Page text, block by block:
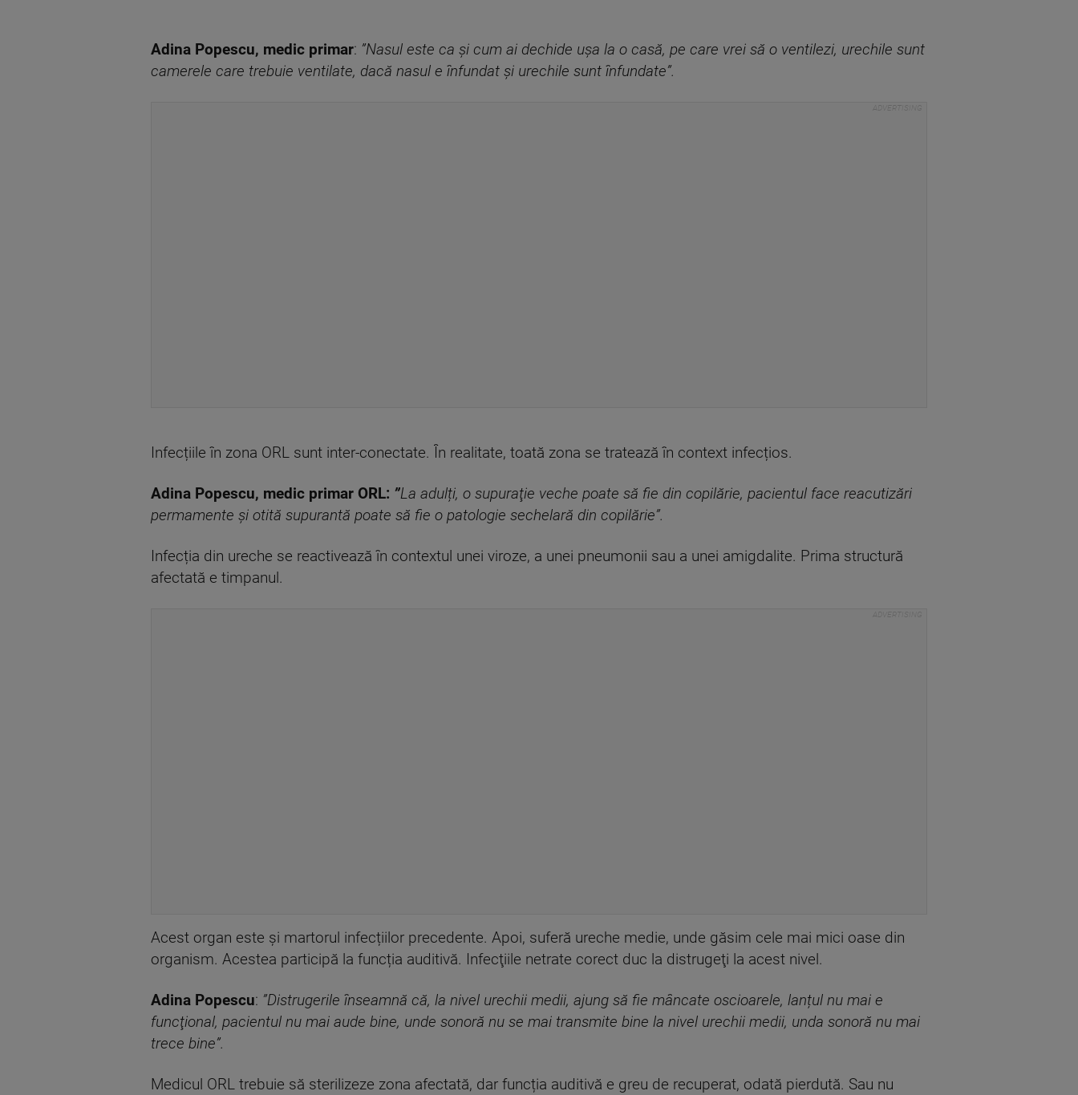
Adina Popescu, medic primar: ”Nasul este ca și cum ai dechide ușa la o casă, pe care vrei să o ventilezi, urechile sunt
camerele care trebuie ventilate, dacă nasul e înfundat și urechile sunt înfundate”.
Infecțiile în zona ORL sunt inter-conectate. În realitate, toată zona se tratează în context infecțios.
Adina Popescu, medic primar ORL: ”La adulți, o supuraţie veche poate să fie din copilărie, pacientul face reacutizări
permamente și otită supurantă poate să fie o patologie sechelară din copilărie”.
Infecția din ureche se reactivează în contextul unei viroze, a unei pneumonii sau a unei amigdalite. Prima structură
afectată e timpanul.
Acest organ este și martorul infecțiilor precedente. Apoi, suferă ureche medie, unde găsim cele mai mici oase din
organism. Acestea participă la funcția auditivă. Infecţiile netrate corect duc la distrugeţi la acest nivel.
Adina Popescu: ”Distrugerile înseamnă că, la nivel urechii medii, ajung să fie mâncate oscioarele, lanțul nu mai e
funcţional, pacientul nu mai aude bine, unde sonoră nu se mai transmite bine la nivel urechii medii, unda sonoră nu mai
trece bine”.
Medicul ORL trebuie să sterilizeze zona afectată, dar funcția auditivă e greu de recuperat, odată pierdută. Sau nu